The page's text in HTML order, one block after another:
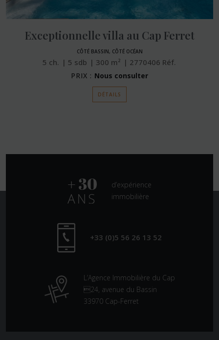
Exceptionnelle villa au Cap Ferret
CÔTÉ BASSIN, CÔTÉ OCÉAN
5 ch. 5 sdb 300 m² 2770406 Réf.
PRIX : Nous consulter
DÉTAILS
d’expérience
immobilière
+33 (0)5 56 26 13 52
L’Agence Immobilière du Cap
24, avenue du Bassin
33970 Cap-Ferret